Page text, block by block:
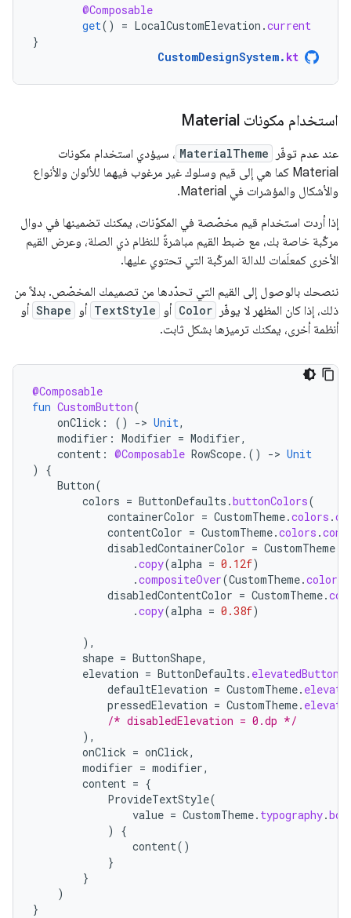
@Composable
get() = LocalCustomElevation .current
}
CustomDesignSystem. kt
استخدام مكونات Material
عند عدم توفّر MaterialTheme ، سيؤدي استخدام مكونات
Material كما هي إلى قيم وسلوك غير مرغوب فيهما للألوان والأنواع
والأشكال والمؤشرات في Material.
إذا أردت استخدام قيم مخصّصة في المكوّنات، يمكنك تضمينها في دوال
مركّبة خاصة بك، مع ضبط القيم مباشرةً للنظام ذي الصلة، وعرض القيم
الأخرى كمعلَمات للدالة المركّبة التي تحتوي عليها.
ننصحك بالوصول إلى القيم التي تحدّدها من تصميمك المخصّص. بدلاً من
ذلك، إذا كان المظهر لا يوفّر
Color أو TextStyle أو Shape أو
أنظمة أخرى، يمكنك ترميزها بشكل ثابت.
@Composable
fun CustomButton(
onClick : () -> Unit,
modifier : Modifier = Modifier,
content : @Composable RowScope.() -> Unit
)
{
Button(
colors = ButtonDefaults .buttonColors(
containerColor = CustomTheme.colors .
contentColor = CustomTheme.colors .
disabledContainerColor = CustomTheme
.copy(alpha = 0.12f)
.compositeOver(CustomTheme.colors
disabledContentColor = CustomTheme.
.copy(alpha = 0.38f)
),
shape = ButtonShape,
elevation = ButtonDefaults .
defaultElevation = CustomTheme.
pressedElevation = CustomTheme.
/* disabledElevation = 0.dp */
),
onClick = onClick,
modifier = modifier,
content = {
ProvideTextStyle(
value = CustomTheme. typography.
)
{
content()
}
}
)
}